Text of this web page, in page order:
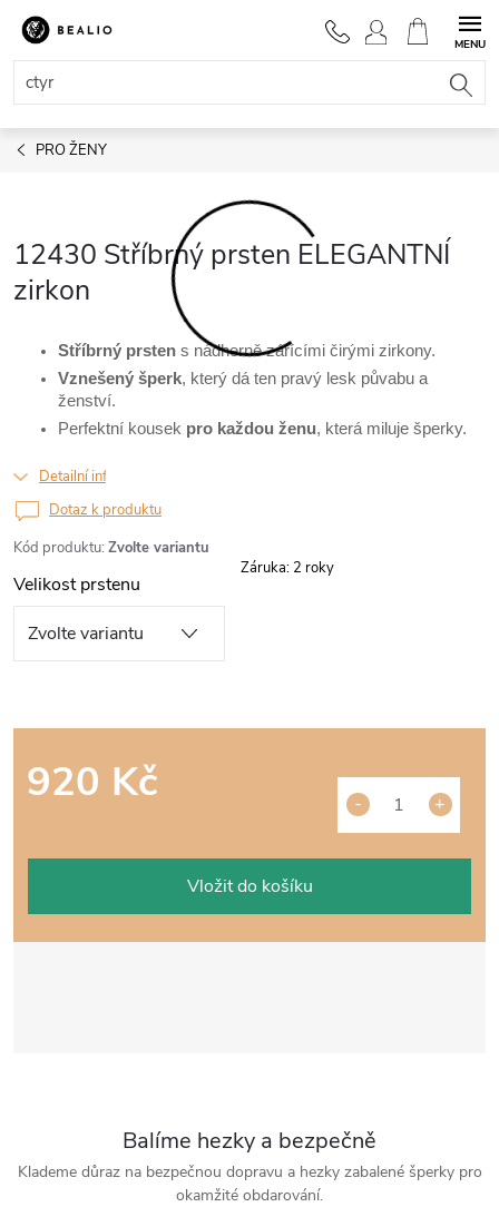
Přejít
obsah
NÁKUPNÍ
KOŠÍK
PRO ŽENY
12430 Stříbrný prsten ELEGANTNÍ
zirkon
Kód produktu: Zvolte variantu
Stříbrný prsten s nádherně zářícími čirými zirkony.
Vznešený šperk, který dá ten pravý lesk půvabu a
ženství.
Perfektní kousek pro každou ženu, která miluje šperky.
Detailní informace
Velikost prstenu
920 Kč
Vložit do košíku
Dotaz k produktu
Záruka: 2 roky
Balíme hezky a bezpečně
Klademe důraz na bezpečnou dopravu a hezky zabalené šperky pro
okamžité obdarování.